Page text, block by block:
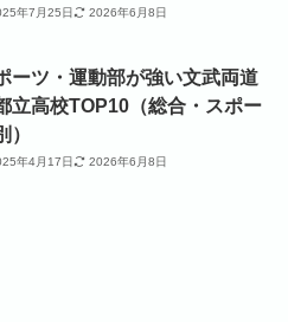
年7月25日 2026年6月8日
ーツ・運動部が強い文武両道
立高校TOP10（総合・スポー
）
年4月17日 2026年6月8日